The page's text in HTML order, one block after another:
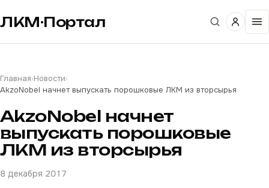
ЛКМ·Портал
Главная›Новости›
AkzoNobel начнет выпускать порошковые ЛКМ из вторсырья
AkzoNobel начнет
выпускать порошковые
ЛКМ из вторсырья
8 декабря 2017